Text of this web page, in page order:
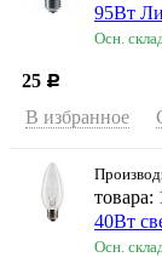
95Вт
Осн.
25 Р
В избранное
товара:
40Вт
Осн.